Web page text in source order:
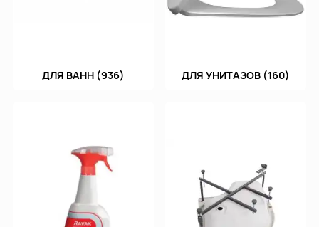
ДЛЯ ВАНН (936) ДЛЯ УНИТАЗОВ (160)